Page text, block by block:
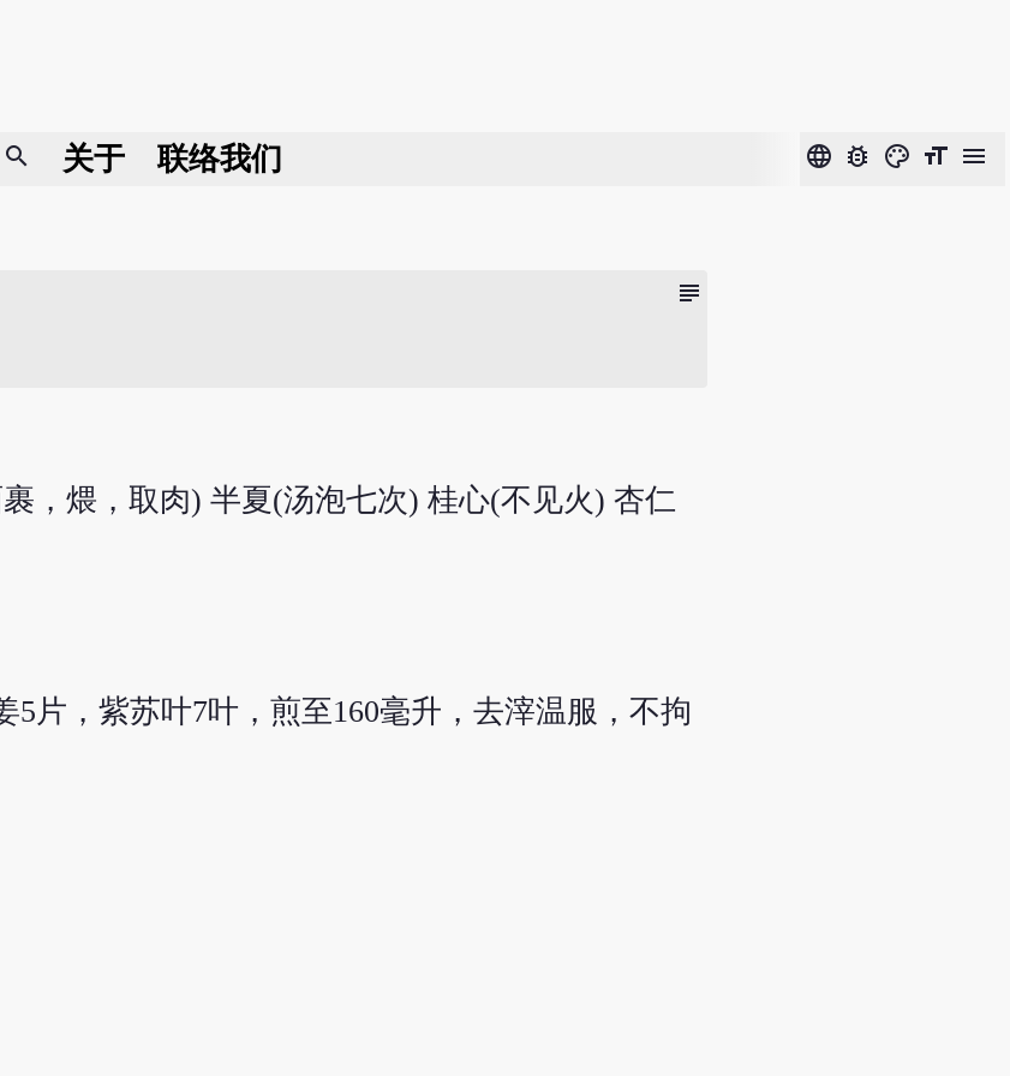
search 关于 联络我们 language bug_report color_lens format_size menu
subject
，煨，取肉) 半夏(汤泡七次) 桂心(不见火) 杏仁
片，紫苏叶7叶，煎至160毫升，去滓温服，不拘